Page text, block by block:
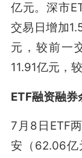
亿元。深市
交易日增加
元，较前一
11.91亿元，
ETF融资融券
7月8日ETF
安（62.06亿